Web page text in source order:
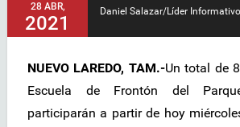
28 ABR,
2021
Daniel Salazar/Líder Informativo
NUEVO LAREDO, TAM.-Un total de
Escuela de Frontón del
participarán a partir de hoy